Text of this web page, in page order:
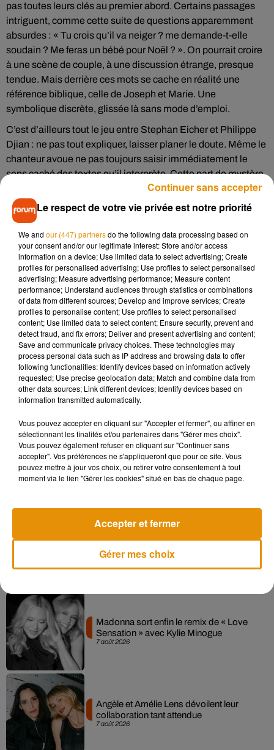
pas toutes leurs clés au premier abord. Certains passages
intriguent, comme cette suite de questions apparemment
absurdes : « Tu crois qu’il va neiger ? me demande-t-elle
soudain ? Me feras un bébé pour Noël ? ». On pourrait croire
à une scène de couple, à une discussion étrange, presque
tendue. Mais derrière ces mots se cache en réalité une
référence biblique, celle de Joseph et Marie. Une
symbolique discrète, glissée là sans mode d’emploi.
C’est d’ailleurs tout le jeu entre Stephan Eicher et Philippe
Djian : ne pas tout expliquer, laisser planer le doute. Même le
chanteur avoue ne pas toujours saisir immédiatement le
sens caché des textes qu’il interprète. Cette part de mystère
fait aussi la force du morceau et invite l’auditeur à se
l’approprier.
Déjeuner en paix
dans un casino désaffecté. Un pari fou, presque incongru,
mais totalement assumé. L’idée était de relever un défi : faire
de la musique dans un lieu absolument pas adapté. On y
retrouve Manu Katché à la batterie et Pino Palladino à la
basse.Autour d’Eicher, des musiciens de prestige comme
Manu Katché à la batterie et Pino Palladino à la basse
donnent au titre une élégance intemporelle. Résultat : une
chanson devenue culte, toujours aussi actuelle, et un
collector qui porte bien son nom.
Rendez-vous tous les matins avec Lionel et Nathalie sur
Forum pour découvrir l'histoire du "Collector du jour".
Cet élément est masqué compte-tenu du refus du
dépôt de cookies que vous avez exprimé. Si vous
souhaitez l'afficher, merci de nous donner votre accord
en cliquant sur le bouton ci-dessous.
Afficher l'élément
7 août 2026
Madonna sort enfin le remix de « Love
Sensation » avec Kylie Minogue
7 août 2026
Angèle et Amélie Lens dévoilent leur
collaboration tant attendue
Le respect de votre vie privée est notre priorité
We and our (447) partnersdo the following data processing based on
your consent and/or our legitimate interest: Store and/or access
information on a device; Use limited data to select advertising; Create
profiles for personalised advertising; Use profiles to select personalised
advertising; Measure advertising performance; Measure content
performance; Understand audiences through statistics or combinations
of data from different sources; Develop and improve services; Create
profiles to personalise content; Use profiles to select personalised
content; Use limited data to select content; Ensure security, prevent and
detect fraud, and fix errors; Deliver and present advertising and content;
Save and communicate privacy choices. These technologies may
process personal data such as IP address and browsing data to offer
following functionalities: Identify devices based on information actively
requested; Use precise geolocation data; Match and combine data from
other data sources; Link different devices; Identify devices based on
information transmitted automatically.
Vous pouvez accepter en cliquant sur "Accepter et fermer", ou affiner en
sélectionnant les finalités et/ou partenaires dans "Gérer mes choix".
Vous pouvez également refuser en cliquant sur "Continuer sans
accepter". Vos préférences ne s'appliqueront que pour ce site. Vous
pouvez mettre à jour vos choix, ou retirer votre consentement à tout
moment via le lien "Gérer les cookies" situé en bas de chaque page.
Gérer mes choix
Accepter et fermer
Continuer sans accepter